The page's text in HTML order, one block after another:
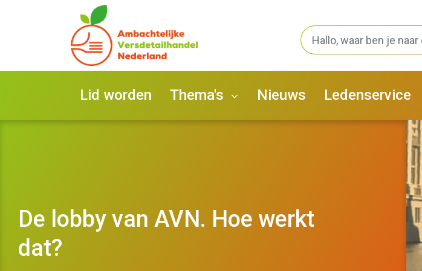
Lid worden Thema's
AVN Lokaal Marktonderzoek
Medewerkers
Nieuws Ledenservice
De lobby van AVN. Hoe werkt
dat?